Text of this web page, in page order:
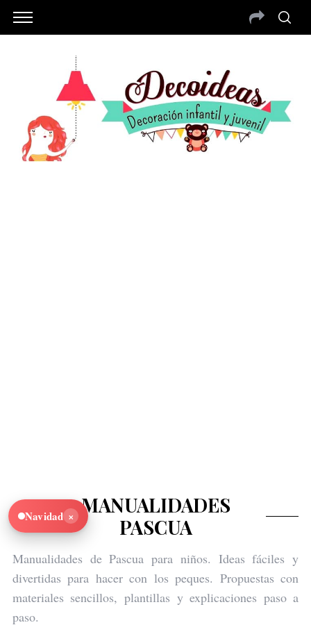
MANUALIDADES
PASCUA
Manualidades de Pascua para niños. Ideas fáciles y
divertidas para hacer con los peques. Propuestas con
materiales sencillos, plantillas y explicaciones paso a
paso.
Navidad ×